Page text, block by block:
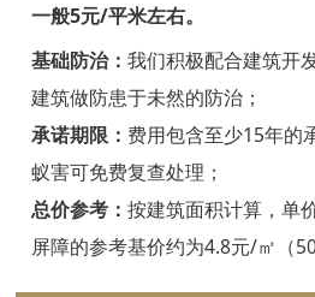
永康白蚁防治
武义白蚁防治
浦江白蚁防治
磐安白蚁防治
一般5元/平米左右。
基础防治： 我们积极配合建筑开
建筑做防患于未然的防治；
承诺期限： 费用包含至少15年的
蚁害可免费复查处理；
总价参考： 按建筑面积计算，单
屏障的参考基价约为4.8元/㎡（